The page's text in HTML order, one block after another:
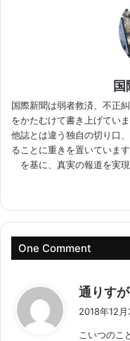
国
国際新聞は弱者救済、不正
をかたむけて書き上げてい
他誌とは違う独自の切り口
ることに重きを置いていま
を基に、真実の報道を実
One Comment
通りす
2018年12
こいつのこ